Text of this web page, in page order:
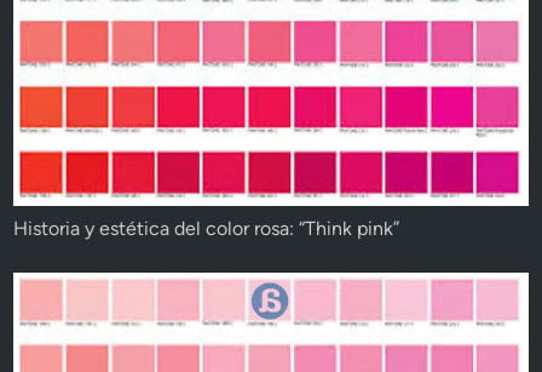
Historia y estética del color rosa: “Think pink”